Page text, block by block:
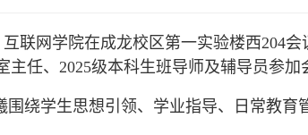
联网学院在成龙校区第一实验楼西204
任、2025级本科生班导师及辅导员参加
围绕学生思想引领、学业指导、日常教育